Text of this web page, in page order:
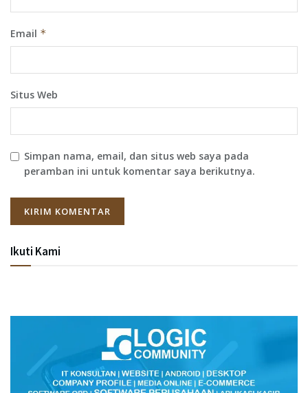
Email *
Situs Web
Simpan nama, email, dan situs web saya pada
peramban ini untuk komentar saya berikutnya.
Ikuti Kami